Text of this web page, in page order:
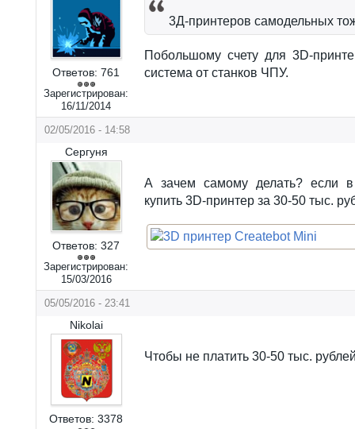
Ответов: 761
Зарегистрирован:
16/11/2014
3Д-принтеров самодельных
Побольшому счету для 3D-
система от станков ЧПУ.
02/05/2016 - 14:58
Сергуня
Ответов: 327
Зарегистрирован:
15/03/2016
А зачем самому делать? если
купить 3D-принтер за 30-50 тыс.
05/05/2016 - 23:41
Nikolai
Ответов: 3378
Чтобы не платить 30-50 тыс.